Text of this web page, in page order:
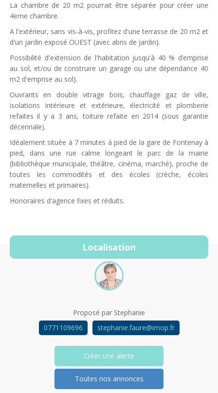
La chambre de 20 m2 pourrait être séparée pour créer une
4eme chambre.
A l'extérieur, sans vis-à-vis, profitez d'une terrasse de 20 m2 et
d'un jardin exposé OUEST (avec abris de jardin).
Possibilité d'extension de l'habitation jusqu'à 40 % d’emprise
au sol, et/ou de construire un garage ou une dépendance 40
m2 d'emprise au sol).
Ouvrants en double vitrage bois, chauffage gaz de ville,
isolations intérieure et extérieure, électricité et plomberie
refaites il y a 3 ans, toiture refaite en 2014 (sous garantie
décennale).
Idéalement située à 7 minutes à pied de la gare de Fontenay à
pied, dans une rue calme longeant le parc de la mairie
(bibliothèque municipale, théâtre, cinéma, marché), proche de
toutes les commodités et des écoles (crèche, écoles
maternelles et primaires).
Honoraires d'agence fixes et réduits.
Localisation
Proposé par Stephanie
0771109696
stephanie.faure@imop.fr
Créer une alerte
Toutes nos annonces